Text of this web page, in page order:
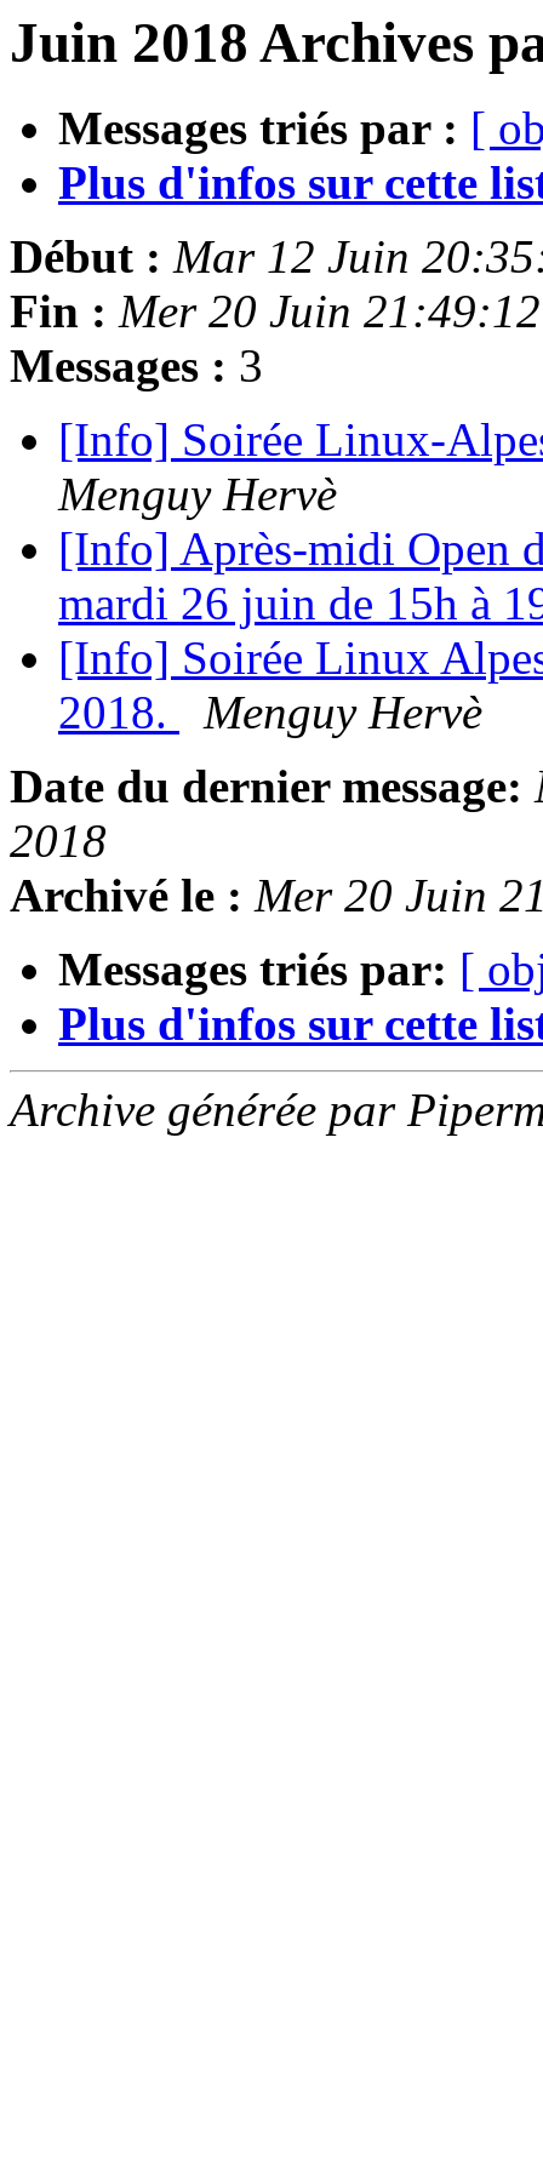
Juin 2018 Archives
Messages triés par : [
Plus d'infos sur cette
Début : Mar 12 Juin
Fin : Mer 20 Juin
Messages : 3
[Info] Soirée Linux-
Menguy Hervè
[Info] Après-midi Open
mardi 26 juin de 15h à
[Info] Soirée Linux
2018.
Menguy Hervè
Date du dernier message:
2018
Archivé le : Mer 20 Juin
Messages triés par: [
Plus d'infos sur cette
Archive générée par